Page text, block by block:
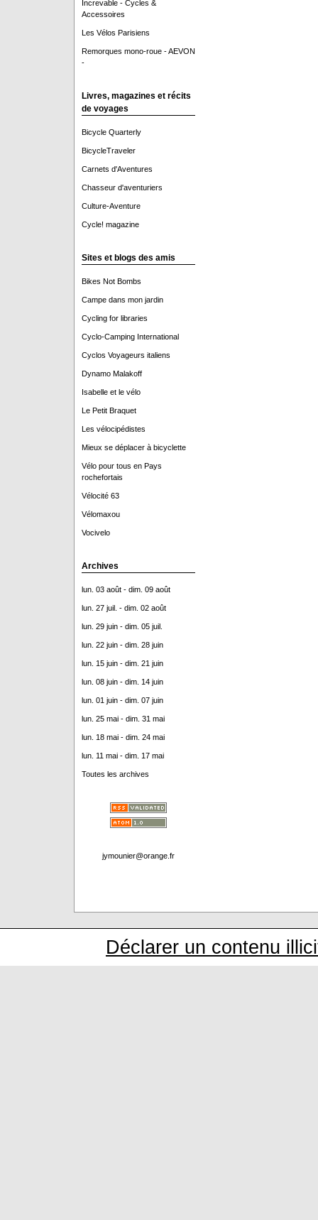
Increvable - Cycles &
Accessoires
Les Vélos Parisiens
Remorques mono-roue - AEVON
-
Livres, magazines et récits
de voyages
Bicycle Quarterly
BicycleTraveler
Carnets d'Aventures
Chasseur d'aventuriers
Culture-Aventure
Cycle! magazine
Sites et blogs des amis
Bikes Not Bombs
Campe dans mon jardin
Cycling for libraries
Cyclo-Camping International
Cyclos Voyageurs italiens
Dynamo Malakoff
Isabelle et le vélo
Le Petit Braquet
Les vélocipédistes
Mieux se déplacer à bicyclette
Vélo pour tous en Pays
rochefortais
Vélocité 63
Vélomaxou
Vocivelo
Archives
lun. 03 août - dim. 09 août
lun. 27 juil. - dim. 02 août
lun. 29 juin - dim. 05 juil.
lun. 22 juin - dim. 28 juin
lun. 15 juin - dim. 21 juin
lun. 08 juin - dim. 14 juin
lun. 01 juin - dim. 07 juin
lun. 25 mai - dim. 31 mai
lun. 18 mai - dim. 24 mai
lun. 11 mai - dim. 17 mai
Toutes les archives
jymounier@orange.fr
Déclarer un contenu